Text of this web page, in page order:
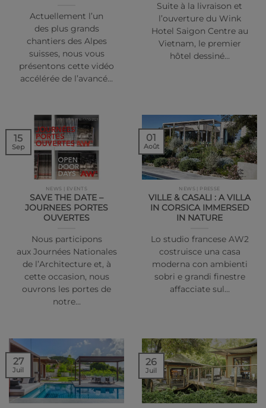
Actuellement l’un
des plus grands
chantiers des Alpes
suisses, nous vous
présentons cette vidéo
accélérée de l’avancé…
Suite à la livraison et
l’ouverture du Wink
Hotel Saigon Centre au
Vietnam, le premier
hôtel dessiné…
NEWS | EVENTS
SAVE THE DATE –
JOURNEES PORTES
OUVERTES
Nous participons
aux Journées Nationales
de l’Architecture et, à
cette occasion, nous
ouvrons les portes de
notre…
15
Sep
NEWS | PRESSE
VILLE & CASALI : A VILLA
IN CORSICA IMMERSED
IN NATURE
Lo studio francese AW2
costruisce una casa
moderna con ambienti
sobri e grandi finestre
affacciate sul…
01
Août
27
Juil
26
Juil